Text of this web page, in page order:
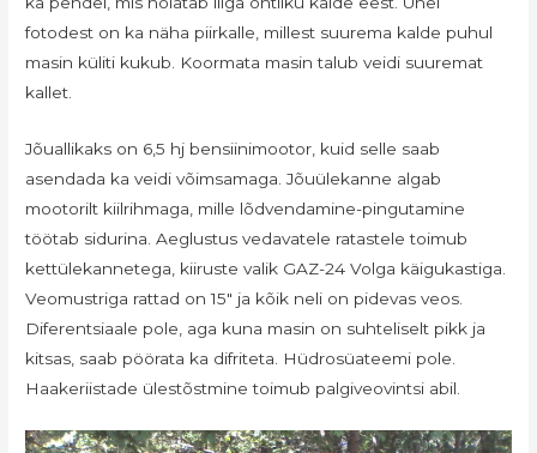
fotodest on ka näha piirkalle, millest suurema kalde puhul
masin küliti kukub. Koormata masin talub veidi suuremat
kallet.
Jõuallikaks on 6,5 hj bensiinimootor, kuid selle saab
asendada ka veidi võimsamaga. Jõuülekanne algab
mootorilt kiilrihmaga, mille lõdvendamine-pingutamine
töötab sidurina. Aeglustus vedavatele ratastele toimub
kettülekannetega, kiiruste valik GAZ-24 Volga käigukastiga.
Veomustriga rattad on 15″ ja kõik neli on pidevas veos.
Diferentsiaale pole, aga kuna masin on suhteliselt pikk ja
kitsas, saab pöörata ka difriteta. Hüdrosüateemi pole.
Haakeriistade ülestõstmine toimub palgiveovintsi abil.